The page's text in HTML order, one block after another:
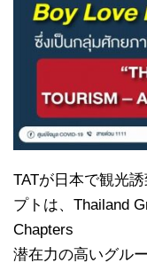
TATが日本で観光
プトは、Thailand
Chapters
潜在力の高いグル